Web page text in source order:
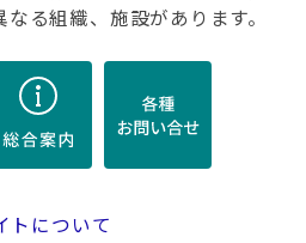
る組織、施設があります。
トについて